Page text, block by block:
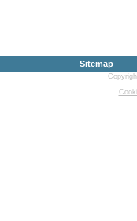
Sitemap